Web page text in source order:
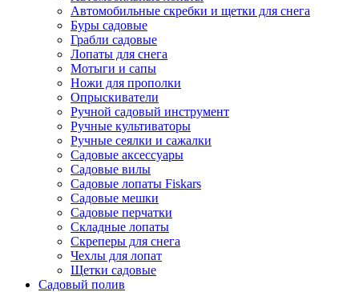
Автомобильные скребки и щетки для снега
Буры садовые
Грабли садовые
Лопаты для снега
Мотыги и сапы
Ножи для прополки
Опрыскиватели
Ручной садовый инструмент
Ручные культиваторы
Ручные сеялки и сажалки
Садовые аксессуары
Садовые вилы
Садовые лопаты Fiskars
Садовые мешки
Садовые перчатки
Складные лопаты
Скреперы для снега
Чехлы для лопат
Щетки садовые
Садовый полив